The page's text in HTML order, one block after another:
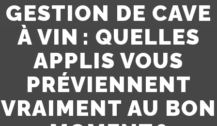
GESTION DE CAVE
À VIN : QUELLES
APPLIS VOUS
PRÉVIENNENT
VRAIMENT AU BON